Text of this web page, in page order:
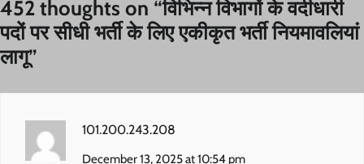
452 thoughts on “विभिन्न विभागों के वर्दीधारी
पदों पर सीधी भर्ती के लिए एकीकृत भर्ती नियमावलियां
लागू”
101.200.243.208
December 13, 2025 at 10:54 pm